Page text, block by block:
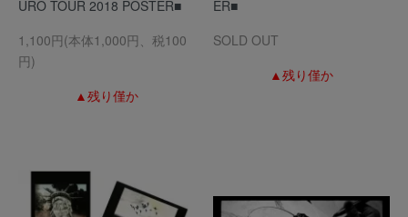
URO TOUR 2018 POSTER■
1,100円(本体1,000円、税100
円)
▲残り僅か
ER■
SOLD OUT
▲残り僅か